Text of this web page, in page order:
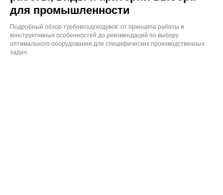
для промышленности
Подробный обзор турбовоздуходувок: от принципа работы и
конструктивных особенностей до рекомендаций по выбору
оптимального оборудования для специфических производственных
задач.